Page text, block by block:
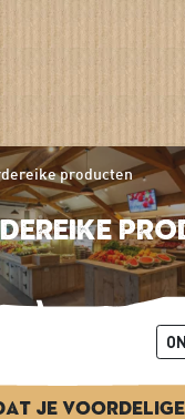
producten
je